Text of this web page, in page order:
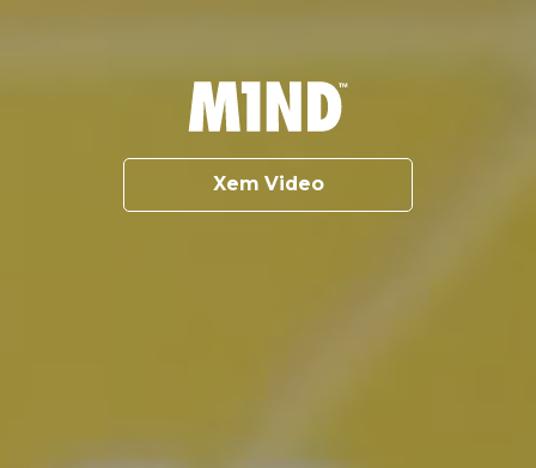
Xem Video